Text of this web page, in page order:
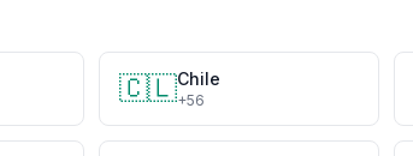
🇨🇱Chile
+56